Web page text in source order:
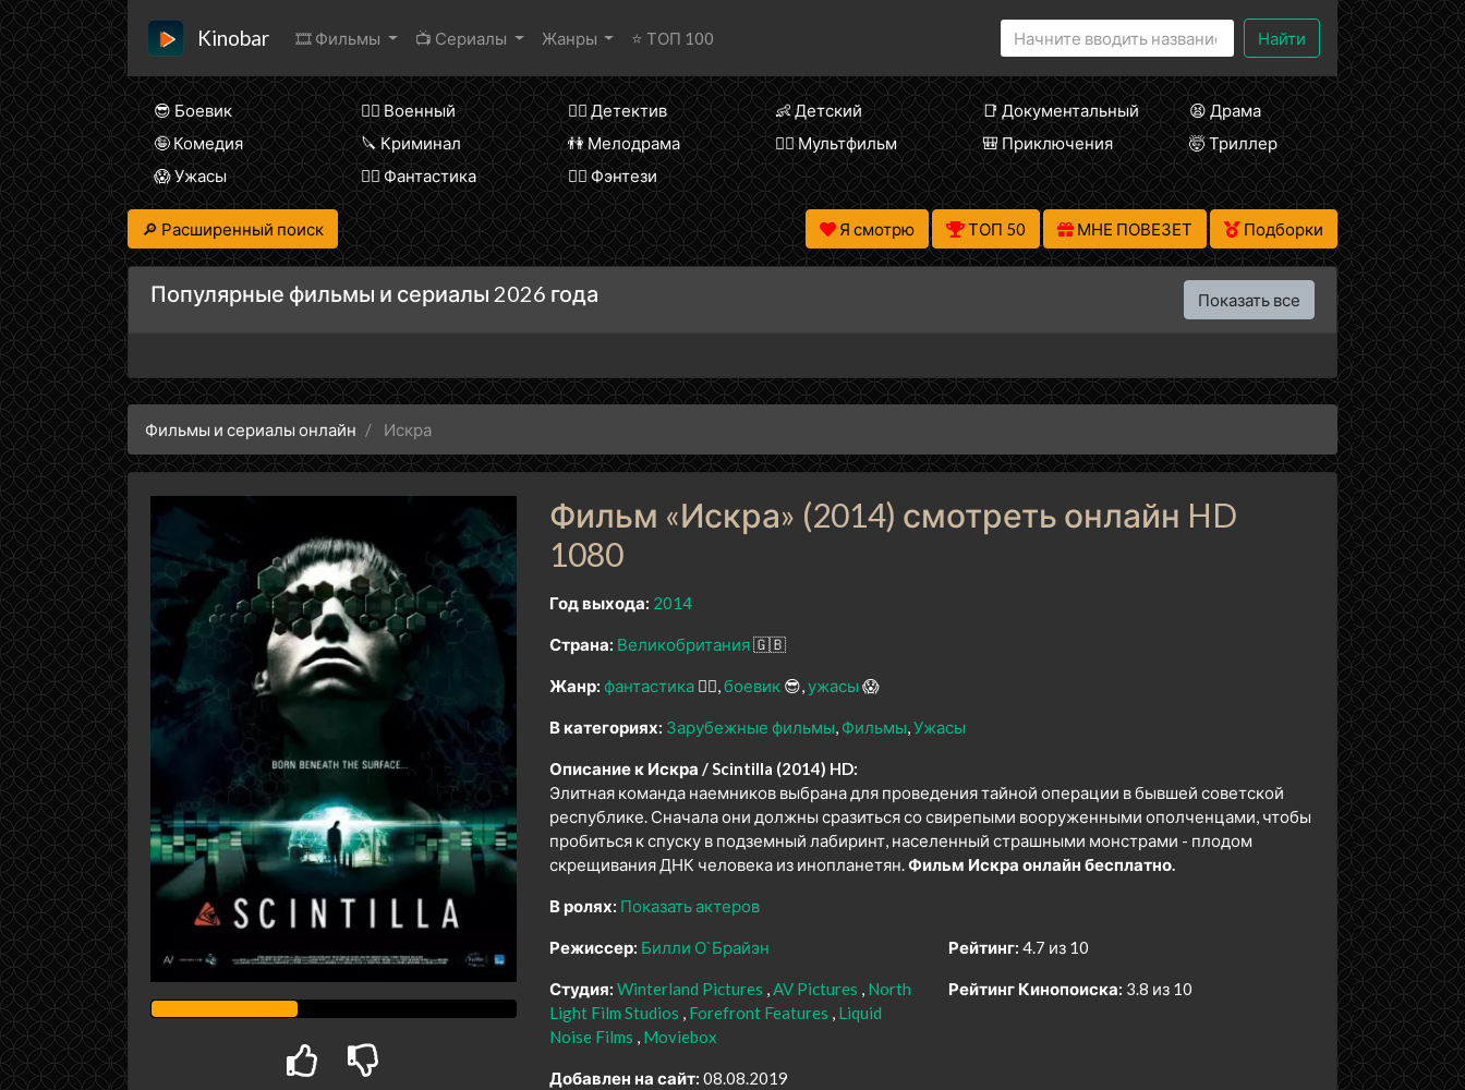
Kinobar 🎞 Фильмы 📺 Сериалы Жанры ⭐ ТОП 100 Найти
😎 Боевик 👨‍✈️ Военный 🕵️‍♂️ Детектив 👶 Детский 📑 Документальный
😫 Драма
🤪 Комедия
🔪 Криминал 👫 Мелодрама 🧚‍♀️ Мультфильм 🎒 Приключения
🤯 Триллер
😱 Ужасы
🧙‍♀️ Фантастика 🧝‍♂️ Фэнтези
🔎 Расширенный поиск Я смотрю ТОП 50 МНЕ ПОВЕЗЕТ Подборки
Популярные фильмы и сериалы 2026 года Показать все
Фильмы и сериалы онлайн Искра
Фильм «Искра» (2014) смотреть онлайн HD
1080
Год выхода: 2014
Страна: Великобритания🇬🇧
Жанр: фантастика 🧙‍♀️ боевик 😎 ужасы 😱
В категориях: Зарубежные фильмы Фильмы Ужасы
Описание к Искра / Scintilla (2014) HD:
Элитная команда наемников выбрана для проведения тайной операции в бывшей советской
республике. Сначала они должны сразиться со свирепыми вооруженными ополченцами, чтобы
пробиться к спуску в подземный лабиринт, населенный страшными монстрами - плодом
скрещивания ДНК человека из инопланетян.Фильм Искра онлайн бесплатно.
В ролях: Показать актеров
Режиссер: Билли О`Брайэн
Студия: Winterland Pictures AV Pictures
North
Light Film Studios
Forefront Features
Liquid
Noise Films
Moviebox
Рейтинг: 4.7 из 10
Рейтинг Кинопоиска: 3.8 из 10
Добавлен на сайт: 08.08.2019